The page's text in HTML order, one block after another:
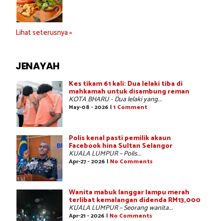
Lihat seterusnya »
JENAYAH
Kes tikam 61 kali: Dua lelaki tiba di
mahkamah untuk disambung reman
KOTA BHARU - Dua lelaki yang...
May-08 - 2026 | 1 Comment
Polis kenal pasti pemilik akaun
Facebook hina Sultan Selangor
KUALA LUMPUR – Polis...
Apr-27 - 2026 | No Comments
Wanita mabuk langgar lampu merah
terlibat kemalangan didenda RM13,000
KUALA LUMPUR – Seorang wanita...
Apr-21 - 2026 | No Comments